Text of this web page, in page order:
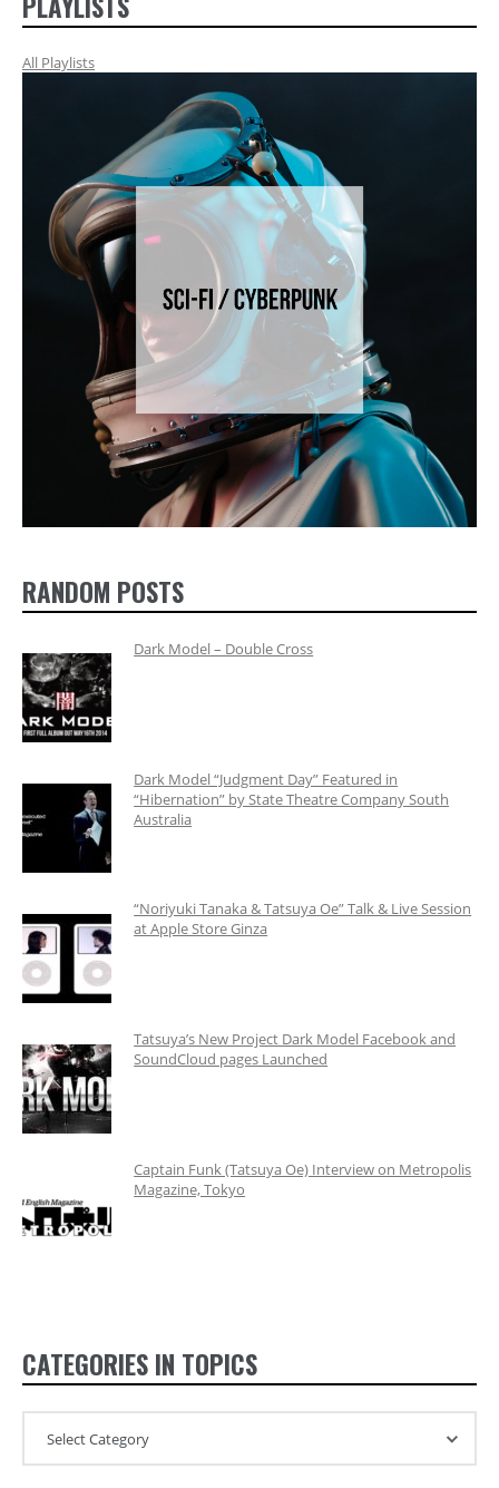
All Playlists
RANDOM POSTS
Dark Model – Double Cross
Dark Model “Judgment Day” Featured in
“Hibernation” by State Theatre Company South
Australia
“Noriyuki Tanaka & Tatsuya Oe” Talk & Live Session
at Apple Store Ginza
Tatsuya’s New Project Dark Model Facebook and
SoundCloud pages Launched
Captain Funk (Tatsuya Oe) Interview on Metropolis
Magazine, Tokyo
CATEGORIES IN TOPICS